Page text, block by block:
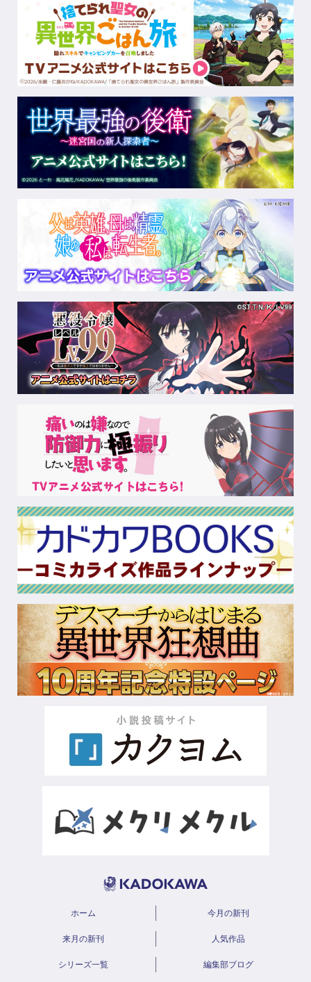
ホーム 今月の新刊
来月の新刊 人気作品
シリーズ一覧 編集部ブログ